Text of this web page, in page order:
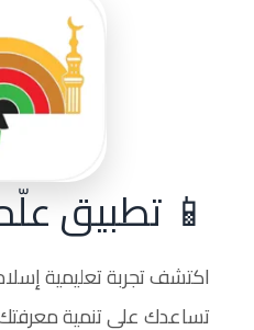
📱 تطبيق
اكتشف تجربة تعليمية
تساعدك على تنمية